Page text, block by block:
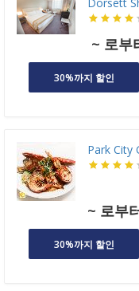
~ 로부
30%까지 할인
Park City
~ 로부
30%까지 할인